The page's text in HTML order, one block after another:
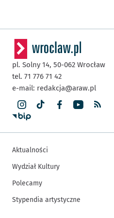
pl. Solny 14, 50-062 Wrocław
tel. 71 776 71 42
e-mail: redakcja@araw.pl
Aktualności
Wydział Kultury
Polecamy
Stypendia artystyczne